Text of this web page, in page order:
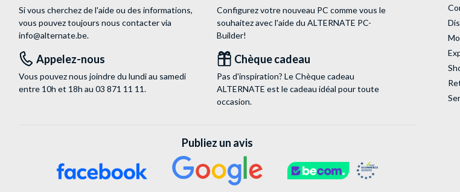
Si vous cherchez de l'aide ou des informations,
vous pouvez toujours nous contacter via
info@alternate.be.
Configurez votre nouveau PC comme vous le
souhaitez avec l'aide du ALTERNATE PC-
Builder!
Appelez-nous
Vous pouvez nous joindre du lundi au samedi
entre 10h et 18h au 03 871 11 11.
Chèque cadeau
Pas d'inspiration? Le Chèque cadeau
ALTERNATE est le cadeau idéal pour toute
occasion.
Publiez un avis